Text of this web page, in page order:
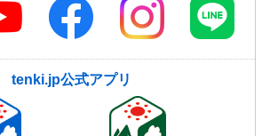
tenki.jp公式アプリ